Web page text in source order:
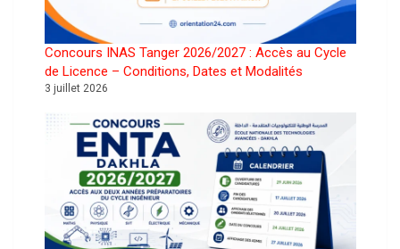
Concours INAS Tanger 2026/2027 : Accès au Cycle
de Licence – Conditions, Dates et Modalités
3 juillet 2026